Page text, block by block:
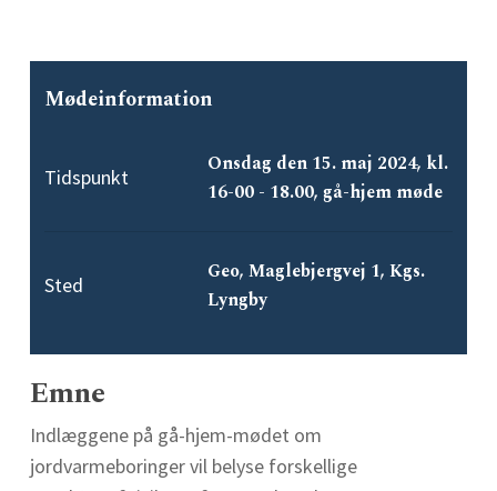
Mødeinformation
Tidspunkt
Onsdag den 15. maj 2024, kl.
16-00 - 18.00, gå-hjem møde
Sted
Geo, Maglebjergvej 1, Kgs.
Lyngby
Emne
Indlæggene på gå-hjem-mødet om
jordvarmeboringer vil belyse forskellige